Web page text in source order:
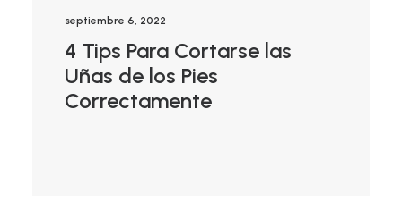
septiembre 6, 2022
4 Tips Para Cortarse las
Uñas de los Pies
Correctamente